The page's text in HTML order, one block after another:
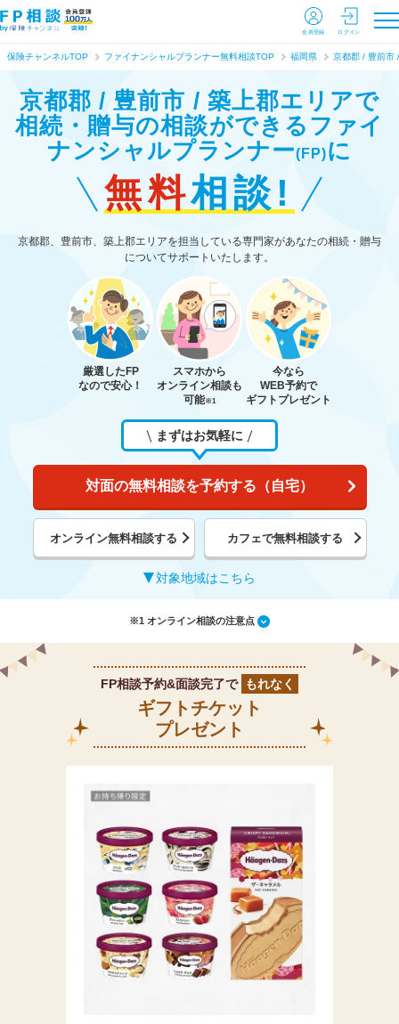
会員登録 ログイン
保険チャンネルTOP ファイナンシャルプランナー無料相談TOP 福岡県 京都郡 / 豊前市
京都郡 / 豊前市 / 築上郡エリアで
相続・贈与の相談ができる ファイ
ナンシャルプランナー(FP)に
無料相談!
京都郡、豊前市、築上郡エリアを担当している専門家があなたの相続・贈与
についてサポートいたします。
厳選したFP
なので安心！
スマホから
オンライン相談も
可能※1
今なら
WEB予約で
ギフトプレゼント
まずはお気軽に
対面の無料相談を予約する（自宅）
オンライン無料相談する カフェで無料相談する
対象地域はこちら
※1 オンライン相談の注意点
FP相談予約&面談完了で もれなく
ギフトチケット
プレゼント